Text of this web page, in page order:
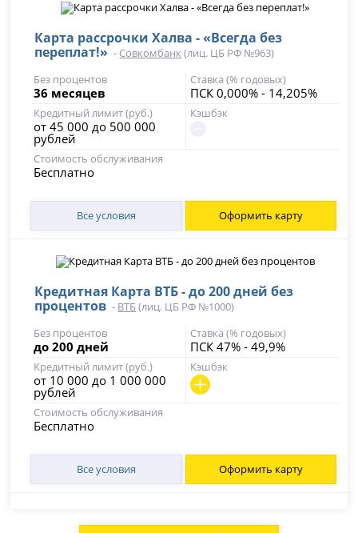
Карта рассрочки Халва - «Всегда без
переплат!» - Совкомбанк (лиц. ЦБ РФ №963)
Без процентов
36 месяцев
Ставка (% годовых)
ПСК 0,000% - 14,205%
Кредитный лимит (руб.)
от 45 000 до 500 000
рублей
Кэшбэк
Стоимость обслуживания
Бесплатно
Все условия Оформить карту
Кредитная Карта ВТБ - до 200 дней без
процентов - ВТБ(лиц. ЦБ РФ №1000)
Без процентов
до 200 дней
Ставка (% годовых)
ПСК 47% - 49,9%
Кредитный лимит (руб.)
от 10 000 до 1 000 000
рублей
Кэшбэк
Стоимость обслуживания
Бесплатно
Все условия Оформить карту